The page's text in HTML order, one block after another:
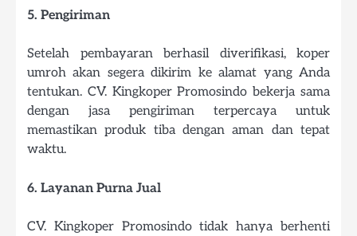
5. Pengiriman
Setelah pembayaran berhasil diverifikasi, koper
umroh akan segera dikirim ke alamat yang Anda
tentukan. CV. Kingkoper Promosindo bekerja sama
dengan jasa pengiriman terpercaya untuk
memastikan produk tiba dengan aman dan tepat
waktu.
6. Layanan Purna Jual
CV. Kingkoper Promosindo tidak hanya berhenti